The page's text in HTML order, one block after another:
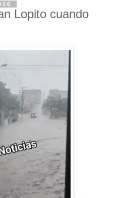
Lopito cuando